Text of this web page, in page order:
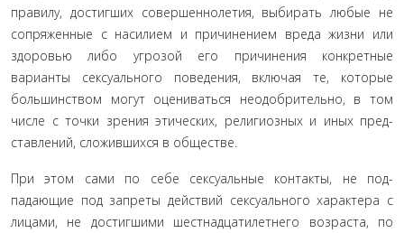
правилу, достигших совершеннолетия, выбирать любые не
сопряженные с насилием и причинением вреда жизни или
здоровью либо угрозой его причинения конкрет­ные
варианты сексуального поведения, включая те, которые
большинством могут оцениваться неодобрительно, в том
числе с точки зрения этических, религиозных и иных пред­
ставлений, сложившихся в обществе.
При этом сами по себе сексуальные контакты, не под­
падающие под запреты действий сексуального характера с
лицами, не достигшими шестнадцатилетнего возраста, по